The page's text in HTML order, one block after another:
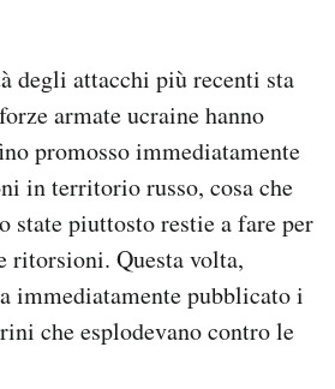
degli attacchi più recenti sta
armate ucraine hanno
promosso immediatamente
in territorio russo, cosa che
state piuttosto restie a fare per
ritorsioni. Questa volta,
immediatamente pubblicato i
che esplodevano contro le